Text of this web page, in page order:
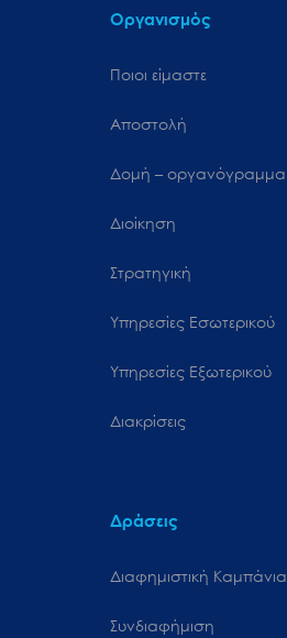
Οργανισμός
Ποιοι είμαστε
Αποστολή
Δομή – οργανόγραμμα
Διοίκηση
Στρατηγική
Υπηρεσίες Εσωτερικού
Υπηρεσίες Εξωτερικού
Διακρίσεις
Δράσεις
Διαφημιστική Καμπάνια
Συνδιαφήμιση